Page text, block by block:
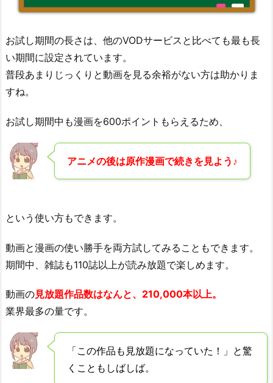
お試し期間の長さは、他のVODサービスと比べても最も長
い期間に設定されています。
普段あまりじっくりと動画を見る余裕がない方は助かりま
すね。
お試し期間中も漫画を600ポイントもらえるため、
アニメの後は原作漫画で続きを見よう♪
という使い方もできます。
動画と漫画の使い勝手を両方試してみることもできます。
期間中、雑誌も110誌以上が読み放題で楽しめます。
動画の見放題作品数はなんと、210,000本以上。
業界最多の量です。
「この作品も見放題になっていた！」と驚
くこともしばしば。